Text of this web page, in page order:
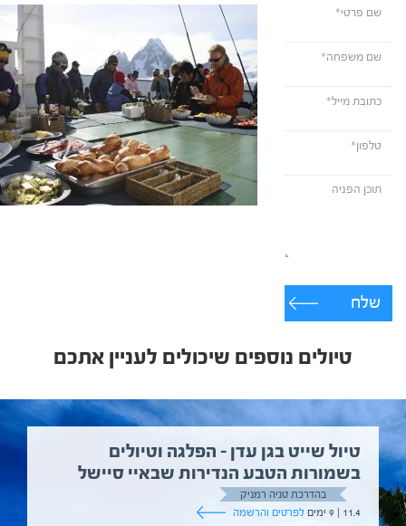
שלח
טיולים נוספים שיכולים לעניין אתכם
טיול שייט בגן עדן – הפלגה וטיולים
בשמורות הטבע הנדירות שבאיי סיישל
בהדרכת טניה רמניק
11.4 | 9 ימים
לפרטים והרשמה